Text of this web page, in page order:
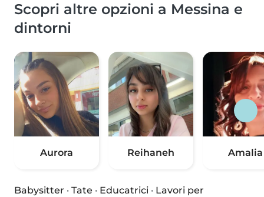
Scopri altre opzioni a Messina e
dintorni
Aurora Reihaneh Amalia
Babysitter · Tate · Educatrici · Lavori per